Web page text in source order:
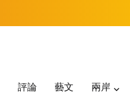
評論 藝文 兩岸